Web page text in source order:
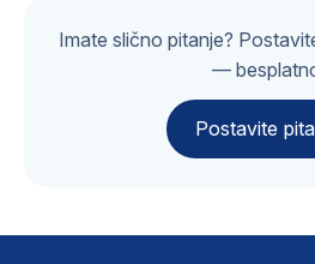
Imate slično pitanje?
—
Postavite